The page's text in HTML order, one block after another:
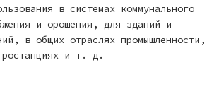
в системах коммунального
и орошения, для зданий и
в общих отраслях промышленности,
и т. д.